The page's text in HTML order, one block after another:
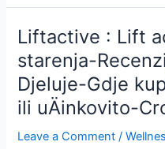
Jarabe
para
bajar
de
peso-
ReseÃ±as-
Funciona-
Liftactive : Lift
starenja-
Djeluje-Gdje
ili uÄinkovito-
Leave a Comment /